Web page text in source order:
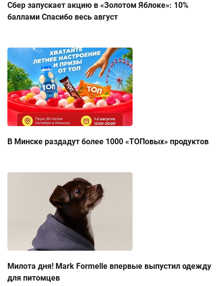
Сбер запускает акцию в «Золотом Яблоке»: 10%
баллами Спасибо весь август
В Минске раздадут более 1000 «ТОПовых» продуктов
Милота дня! Mark Formelle впервые выпустил одежду
для питомцев